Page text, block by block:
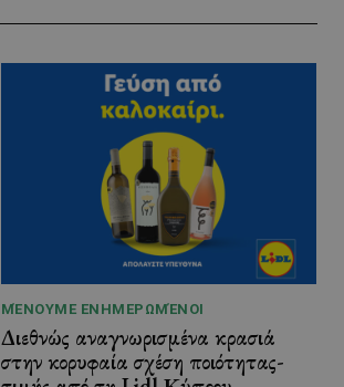
ΜΈΝΟΥΜΕ ΕΝΗΜΕΡΩΜΈΝΟΙ
Διεθνώς αναγνωρισμένα κρασιά
στην κορυφαία σχέση ποιότητας-